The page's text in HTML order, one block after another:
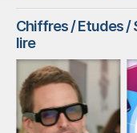
Chiffres / Etudes /
lire